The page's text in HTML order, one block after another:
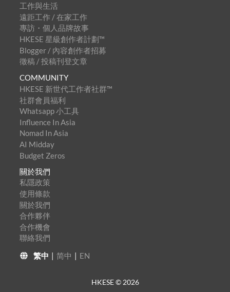
工作與生活
遠距工作 / 在家工作
專訪・個人品牌故事
HKESE 星級創作者計劃™
Blogger / 內容創作者招募
徵稿 / 投稿刊登文章
COMMUNITY
HKESE 新世代工作者社群™
社群會員福利
Whatsapp 小工具
Influence In Asia
Nomad In Asia
AI Midday
Budget Zeros
關於我們
私隱政策
使用條款
關於我們
合作夥伴
合作機會
聯絡我們
繁中
简中 EN
HKESE © 2026